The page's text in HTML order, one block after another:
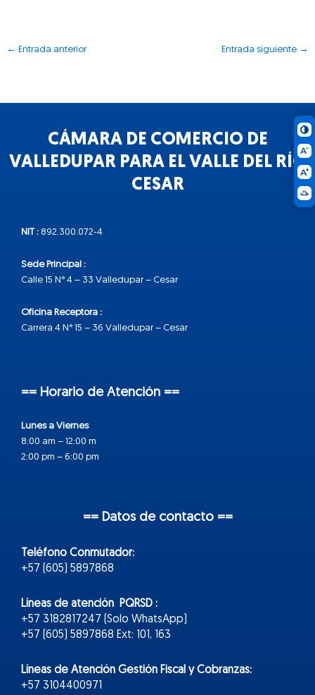
← Entrada anterior Entrada siguiente →
CÁMARA DE COMERCIO DE
VALLEDUPAR PARA EL VALLE DEL RÍO
CESAR
NIT : 892.300.072-4
Sede Principal :
Calle 15 N° 4 – 33 Valledupar – Cesar
Oficina Receptora :
Carrera 4 N° 15 – 36 Valledupar – Cesar
== Horario de Atención ==
Lunes a Viernes
8:00 am – 12:00 m
2:00 pm – 6:00 pm
== Datos de contacto ==
Teléfono Conmutador:
+57 (605) 5897868
Líneas de atención PQRSD :
+57 3182817247 (Solo WhatsApp)
+57 (605) 5897868 Ext: 101, 163
Líneas de Atención Gestión Fiscal y Cobranzas:
+57 3104400971